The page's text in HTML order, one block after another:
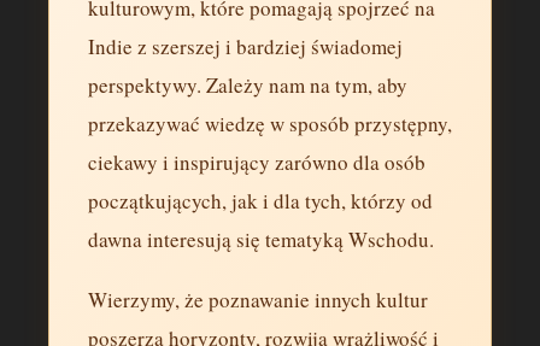
kulturowym, które pomagają spojrzeć na
Indie z szerszej i bardziej świadomej
perspektywy. Zależy nam na tym, aby
przekazywać wiedzę w sposób przystępny,
ciekawy i inspirujący zarówno dla osób
początkujących, jak i dla tych, którzy od
dawna interesują się tematyką Wschodu.
Wierzymy, że poznawanie innych kultur
poszerza horyzonty, rozwija wrażliwość i